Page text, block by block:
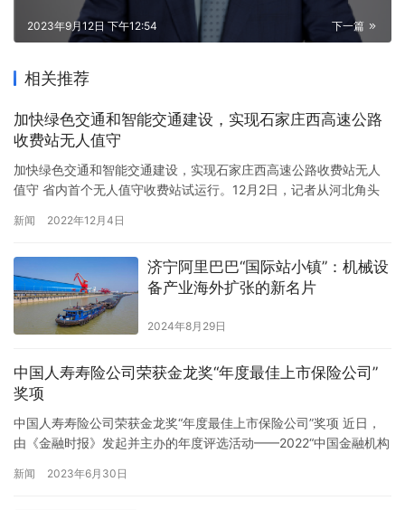
下一篇
2023年9月12日 下午12:54
相关推荐
加快绿色交通和智能交通建设，实现石家庄西高速公路
收费站无人值守
加快绿色交通和智能交通建设，实现石家庄西高速公路收费站无人
值守 省内首个无人值守收费站试运行。12月2日，记者从河北角头
这标志着无人值守智能收费站正式投入使用，为真正的“无人驾驶”高
丽省会城市提供支撑。 “11月30日，石家庄西无人值守收费站投…
新闻 2022年12月4日
济宁阿里巴巴“国际站小镇”：机械设
备产业海外扩张的新名片
2024年8月29日
中国人寿寿险公司荣获金龙奖“年度最佳上市保险公司”
奖项
中国人寿寿险公司荣获金龙奖“年度最佳上市保险公司”奖项 近日，
由《金融时报》发起并主办的年度评选活动——2022“中国金融机构
公司（以下简称“中国人寿寿险公司”）荣获“年度最佳上市保险公司”
新闻 2023年6月30日